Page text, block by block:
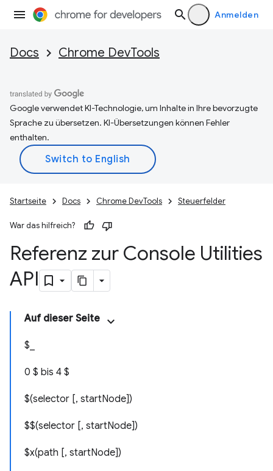
Anmelden
Docs Chrome DevTools
Google verwendet KI-Technologie, um Inhalte in Ihre bevorzugte
Sprache zu übersetzen. KI-Übersetzungen können Fehler
enthalten.
Startseite Docs Chrome DevTools Steuerfelder
War das hilfreich?
Referenz zur Console Utilities
API
Auf dieser Seite
$_
0 $ bis 4 $
$(selector [, startNode])
$$(selector [, startNode])
$x(path [, startNode])